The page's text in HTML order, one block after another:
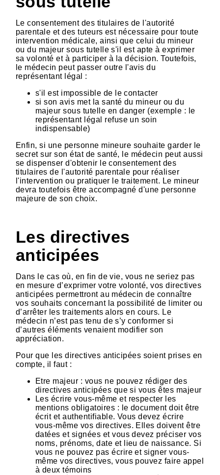
Le consentement des titulaires de l'autorité
parentale et des tuteurs est nécessaire pour toute
intervention médicale, ainsi que celui du mineur
ou du majeur sous tutelle s'il est apte à exprimer
sa volonté et à participer à la décision. Toutefois,
le médecin peut passer outre l'avis du
représentant légal :
s'il est impossible de le contacter
si son avis met la santé du mineur ou du
majeur sous tutelle en danger (exemple : le
représentant légal refuse un soin
indispensable)
Enfin, si une personne mineure souhaite garder le
secret sur son état de santé, le médecin peut aussi
se dispenser d'obtenir le consentement des
titulaires de l'autorité parentale pour réaliser
l'intervention ou pratiquer le traitement. Le mineur
devra toutefois être accompagné d'une personne
majeure de son choix.
Les directives
anticipées
Dans le cas où, en fin de vie, vous ne seriez pas
en mesure d’exprimer votre volonté, vos directives
anticipées permettront au médecin de connaître
vos souhaits concernant la possibilité de limiter ou
d’arrêter les traitements alors en cours. Le
médecin n’est pas tenu de s’y conformer si
d’autres éléments venaient modifier son
appréciation.
Pour que les directives anticipées soient prises en
compte, il faut :
Etre majeur : vous ne pouvez rédiger des
directives anticipées que si vous êtes majeur
Les écrire vous-même et respecter les
mentions obligatoires : le document doit être
écrit et authentifiable. Vous devez écrire
vous-même vos directives. Elles doivent être
datées et signées et vous devez préciser vos
noms, prénoms, date et lieu de naissance. Si
vous ne pouvez pas écrire et signer vous-
même vos directives, vous pouvez faire appel
à deux témoins